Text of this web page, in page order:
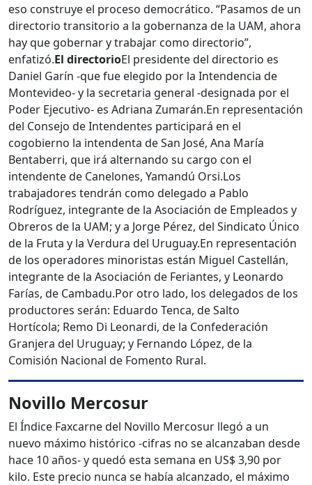
eso construye el proceso democrático. “Pasamos de un
directorio transitorio a la gobernanza de la UAM, ahora
hay que gobernar y trabajar como directorio”,
enfatizó.El directorioEl presidente del directorio es
Daniel Garín -que fue elegido por la Intendencia de
Montevideo- y la secretaria general -designada por el
Poder Ejecutivo- es Adriana Zumarán.En representación
del Consejo de Intendentes participará en el
cogobierno la intendenta de San José, Ana María
Bentaberri, que irá alternando su cargo con el
intendente de Canelones, Yamandú Orsi.Los
trabajadores tendrán como delegado a Pablo
Rodríguez, integrante de la Asociación de Empleados y
Obreros de la UAM; y a Jorge Pérez, del Sindicato Único
de la Fruta y la Verdura del Uruguay.En representación
de los operadores minoristas están Miguel Castellán,
integrante de la Asociación de Feriantes, y Leonardo
Farías, de Cambadu.Por otro lado, los delegados de los
productores serán: Eduardo Tenca, de Salto
Hortícola; Remo Di Leonardi, de la Confederación
Granjera del Uruguay; y Fernando López, de la
Comisión Nacional de Fomento Rural.
Novillo Mercosur
El Índice Faxcarne del Novillo Mercosur llegó a un
nuevo máximo histórico -cifras no se alcanzaban desde
hace 10 años- y quedó esta semana en US$ 3,90 por
kilo. Este precio nunca se había alcanzado, el máximo